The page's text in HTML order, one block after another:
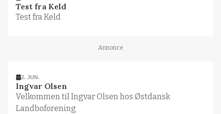
Test fra Keld
Test fra Keld
Annonce
2. JUN.
Ingvar Olsen
Velkommen til Ingvar Olsen hos Østdansk
Landboforening